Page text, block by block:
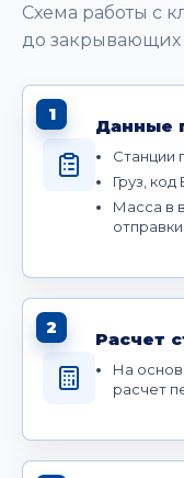
Схема работы с
до закрывающих
1
Данные
Станции
Груз,
Масса в
отправки
2
Расчет
На
расчет